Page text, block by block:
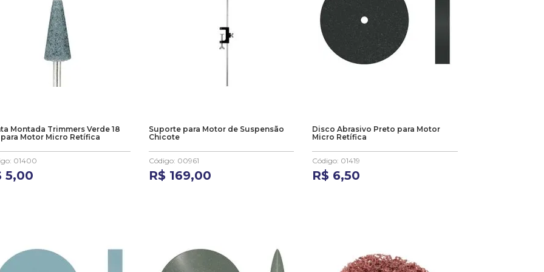
Montada Trimmers Verde 18
para Motor Micro Retífica
: 01400
5,00
Suporte para Motor de Suspensão
Chicote
Código: 00961
R$ 169,00
Disco Abrasivo Preto para Motor
Micro Retífica
Código: 01419
R$ 6,50